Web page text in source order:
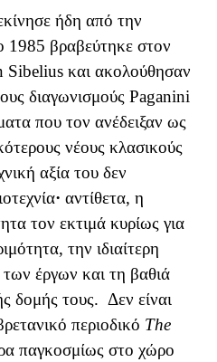
ήδη από την
1985 βραβεύτηκε στον
Sibelius και ακολούθησαν
διαγωνισμούς Paganini
που τον ανέδειξαν ως
νέους κλασικούς
αξία του δεν
· αντίθετα, η
τον εκτιμά κυρίως για
την ιδιαίτερη
έργων και τη βαθιά
δομής τους. Δεν είναι
περιοδικό The
παγκοσμίως στο χώρο